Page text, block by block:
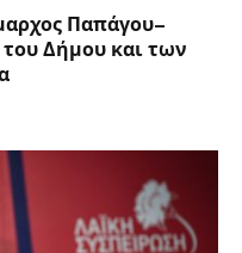
Παπάγου–
Δήμου και των